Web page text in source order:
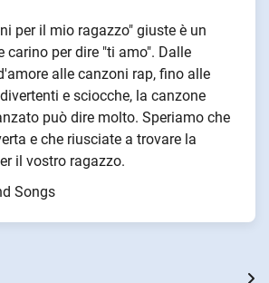
per il mio ragazzo" giuste è un
carino per dire "ti amo". Dalle
alle canzoni rap, fino alle
e sciocche, la canzone
può dire molto. Speriamo che
e che riusciate a trovare la
il vostro ragazzo.
Songs